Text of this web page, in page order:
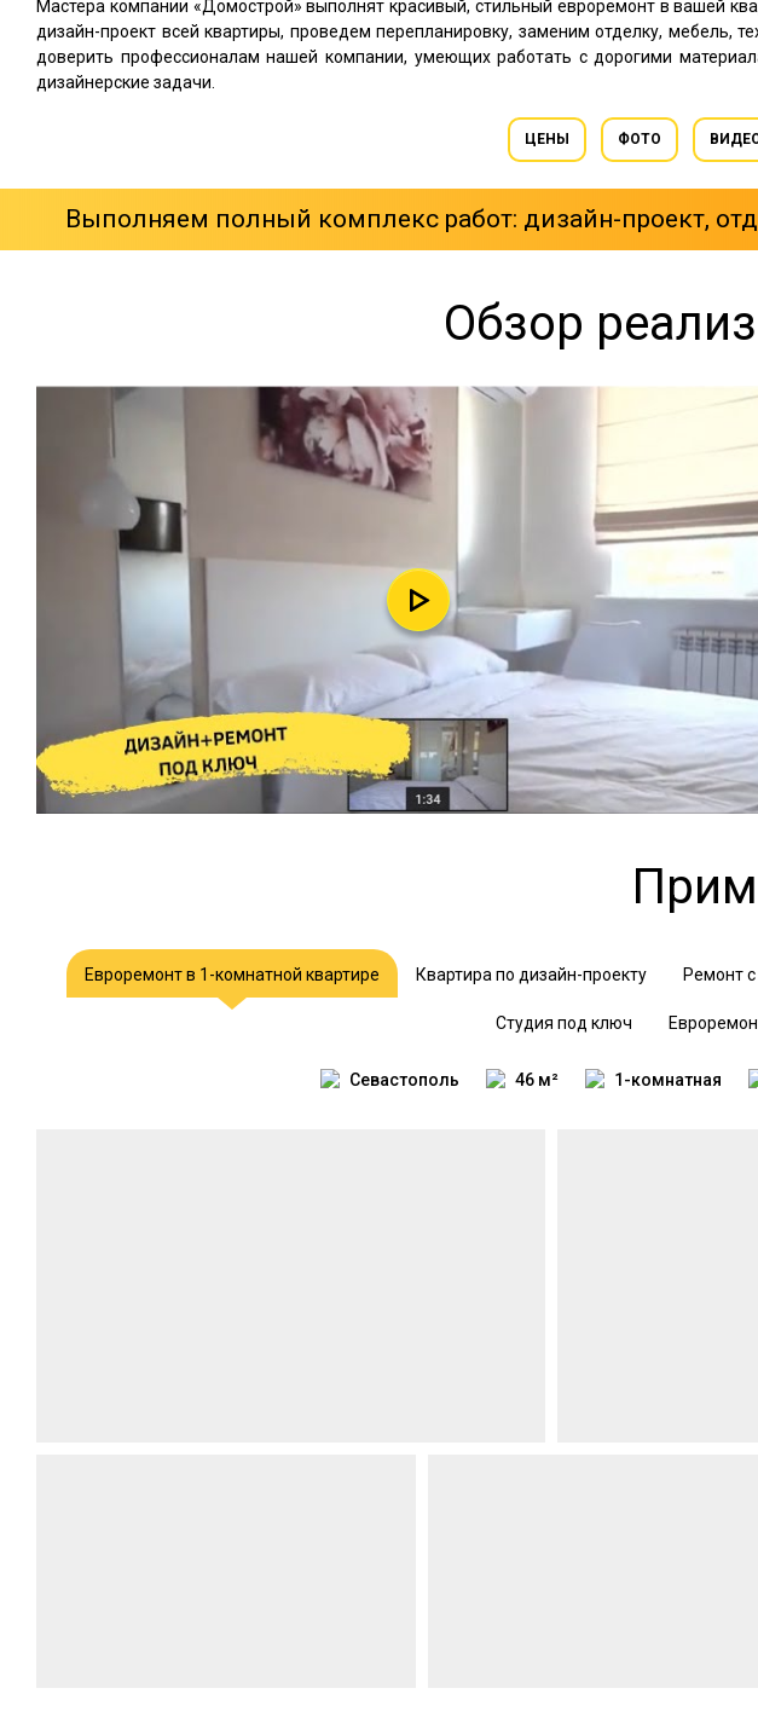
Мастера компании «Домострой» выполнят красивый, стильный евроремонт в вашей
дизайн-проект всей квартиры, проведем перепланировку, заменим отделку, мебель,
доверить профессионалам нашей компании, умеющих работать с дорогими
дизайнерские задачи.
ЦЕНЫ ФОТО
Выполняем полный комплекс работ: дизайн-проект,
Обзор
Евроремонт в 1-комнатной квартире Квартира по дизайн-проекту Ремонт
Студия под ключ
Севастополь 46 м² 1-комнатная